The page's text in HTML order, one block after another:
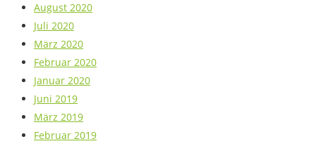
August 2020
Juli 2020
März 2020
Februar 2020
Januar 2020
Juni 2019
März 2019
Februar 2019